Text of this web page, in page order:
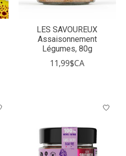
LES SAVOUREUX
Assaisonnement
Légumes, 80g
11,99$CA